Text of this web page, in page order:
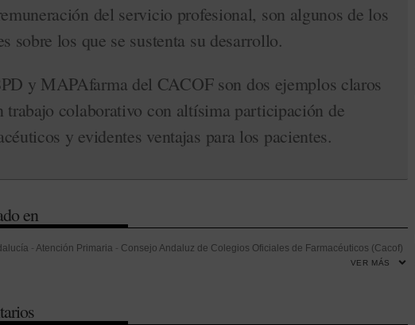
del servicio profesional, son algunos de los
sobre los que se sustenta su desarrollo.
y MAPAfarma del CACOF son dos ejemplos claros
trabajo colaborativo con altísima participación de
y evidentes ventajas para los pacientes.
en
- Atención Primaria - Consejo Andaluz de Colegios Oficiales de Farmacéuticos (Cacof)
Formación-
VER MÁS